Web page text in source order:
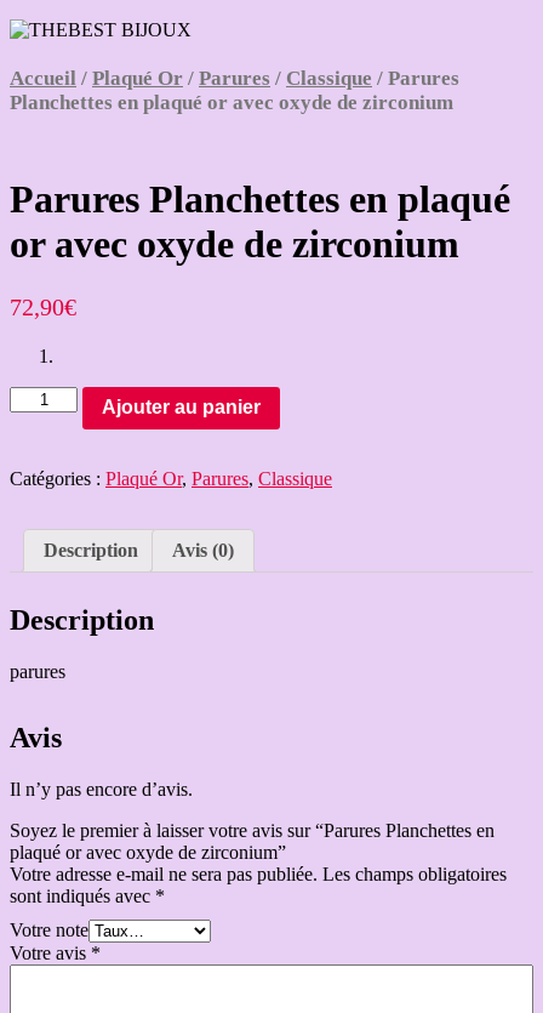
Accueil / Plaqué Or / Parures / Classique / Parures
Planchettes en plaqué or avec oxyde de zirconium
Parures Planchettes en plaqué
or avec oxyde de zirconium
72,90€
Quantité
Ajouter au panier
Catégories : Plaqué Or, Parures, Classique
Description Avis (0)
Description
parures
Avis
Il n’y pas encore d’avis.
Soyez le premier à laisser votre avis sur “Parures Planchettes en
plaqué or avec oxyde de zirconium”
Votre adresse e-mail ne sera pas publiée. Les champs obligatoires
sont indiqués avec *
Votre note
Votre avis *